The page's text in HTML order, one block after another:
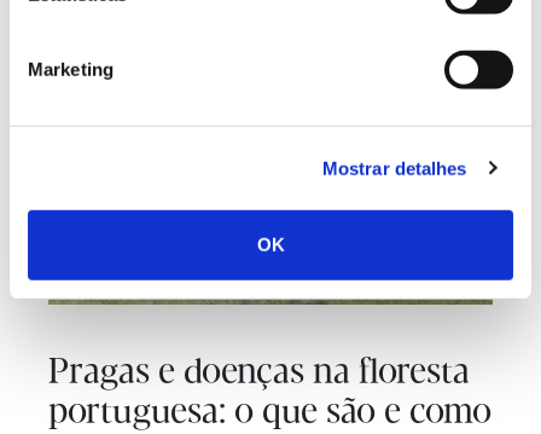
Marketing
Mostrar detalhes
OK
Pragas e doenças na floresta
portuguesa: o que são e como